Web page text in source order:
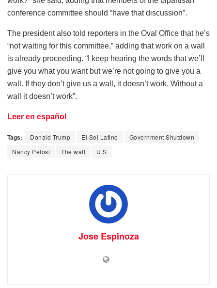
conference committee should “have that discussion”.
The president also told reporters in the Oval Office that he’s
“not waiting for this committee,” adding that work on a wall
is already proceeding. “I keep hearing the words that we’ll
give you what you want but we’re not going to give you a
wall. If they don’t give us a wall, it doesn’t work. Without a
wall it doesn’t work”.
Leer en español
Tags: Donald Trump El Sol Latino
Government Shutdown
Nancy Pelosi
The wall U.S
Jose Espinoza